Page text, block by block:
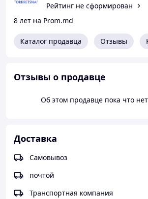
Рейтинг не сформирован
8 лет на Prom.md
Каталог продавца Отзывы
Отзывы о продавце
Об этом продавце пока что
Доставка
Самовывоз
почтой
Транспортная компания